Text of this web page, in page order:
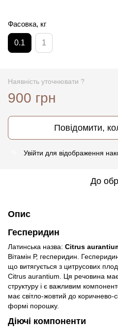
Фасовка, кг
0.1 1
Наявність уточнювати ?
900 грн
Повідомити,
Увійти для відображення
До
Опис
Гесперидин
Латинська назва: Citrus
Вітамін Р, гесперидин.
що витягується з цитрусових
Citrus aurantium. Ця речовина має
структуру і є важливим
має світло-жовтий до коричнево-
формі порошку.
Діючі компоненти